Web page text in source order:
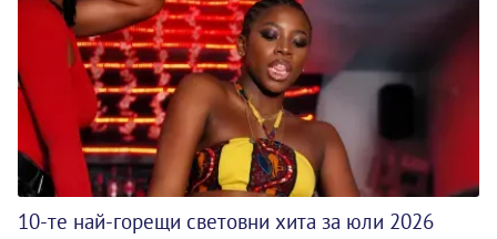
10-те най-горещи световни хита за юли 2026